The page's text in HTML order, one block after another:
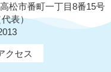
松市番町一丁目8番15号
代表）
クセス